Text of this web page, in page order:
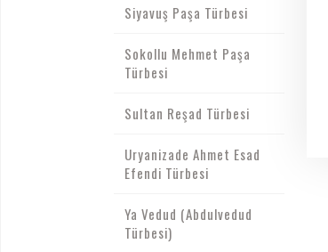
Siyavuş Paşa Türbesi
Sokollu Mehmet Paşa
Türbesi
Sultan Reşad Türbesi
Uryanizade Ahmet Esad
Efendi Türbesi
Ya Vedud (Abdulvedud
Türbesi)